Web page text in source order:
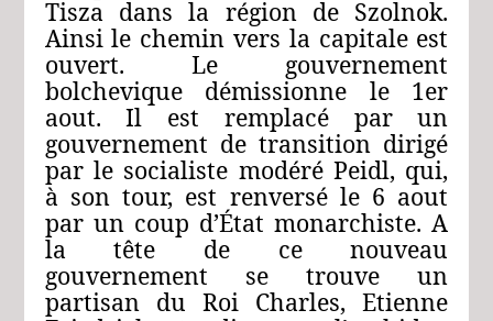
Tisza dans la région de Szolnok.
Ainsi le chemin vers la capitale est
ouvert. Le gouvernement
bolchevique démissionne le 1er
aout. Il est remplacé par un
gouvernement de transition dirigé
par le socialiste modéré Peidl, qui,
à son tour, est renversé le 6 aout
par un coup d’État monarchiste. A
la tête de ce nouveau
gouvernement se trouve un
partisan du Roi Charles, Etienne